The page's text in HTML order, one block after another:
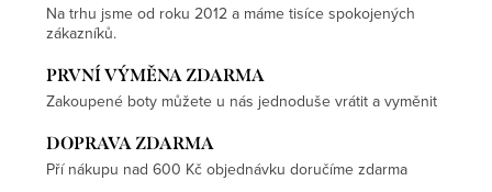
Na trhu jsme od roku 2012 a máme tisíce spokojených
zákazníků.
PRVNÍ VÝMĚNA ZDARMA
Zakoupené boty můžete u nás jednoduše vrátit a vyměnit
DOPRAVA ZDARMA
Pří nákupu nad 600 Kč objednávku doručíme zdarma